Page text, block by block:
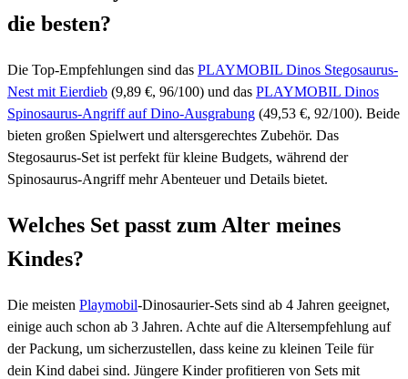
die besten?
Die Top-Empfehlungen sind das PLAYMOBIL Dinos Stegosaurus-
Nest mit Eierdieb (9,89 €, 96/100) und das PLAYMOBIL Dinos
Spinosaurus-Angriff auf Dino-Ausgrabung (49,53 €, 92/100). Beide
bieten großen Spielwert und altersgerechtes Zubehör. Das
Stegosaurus-Set ist perfekt für kleine Budgets, während der
Spinosaurus-Angriff mehr Abenteuer und Details bietet.
Welches Set passt zum Alter meines
Kindes?
Die meisten Playmobil-Dinosaurier-Sets sind ab 4 Jahren geeignet,
einige auch schon ab 3 Jahren. Achte auf die Altersempfehlung auf
der Packung, um sicherzustellen, dass keine zu kleinen Teile für
dein Kind dabei sind. Jüngere Kinder profitieren von Sets mit